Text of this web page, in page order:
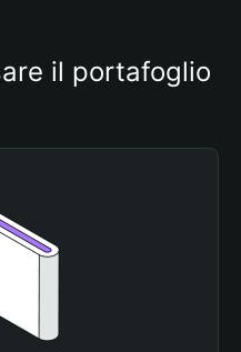
il portafoglio